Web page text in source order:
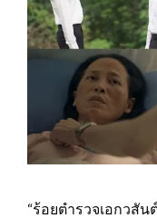
“ร้อยตำรวจเอกวสัน